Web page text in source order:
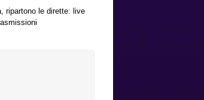
ripartono le dirette: live